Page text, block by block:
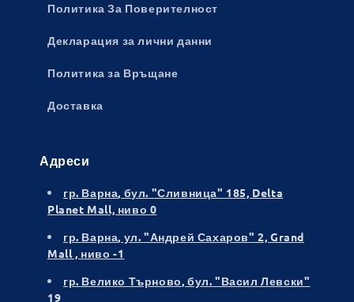
Политика За Поверителност
Декларация за лични данни
Политика за Връщане
Доставка
Адреси
гр. Варна, бул. "Сливница" 185, Delta
Planet Mall, ниво 0
гр. Варна, ул. "Андрей Сахаров" 2, Grand
Mall , ниво -1
гр. Велико Търново, бул. "Васил Левски"
19